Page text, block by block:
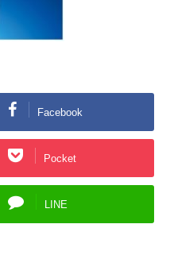
Facebook
Pocket
LINE